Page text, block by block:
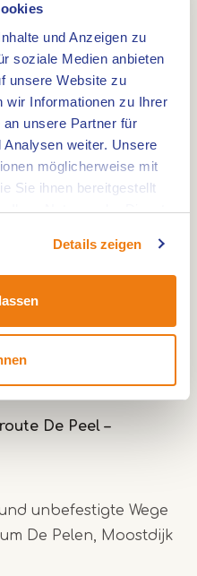
und Anzeigen zu
soziale Medien anbieten
unsere Website zu
wir Informationen zu Ihrer
unsere Partner für
weiter. Unsere
möglicherweise mit
Sie ihnen bereitgestellt
Ihrer Nutzung der Dienste
Details zeigen
Gebiet, teils
Die 4,86
Ihnen die Vielfalt des
und Torfgeschichte
einem
Im Winter rasten
verläuft
Torf abgebaut
noch immer spürbar.
De Peel –
unbefestigte Wege
De Pelen, Moostdijk